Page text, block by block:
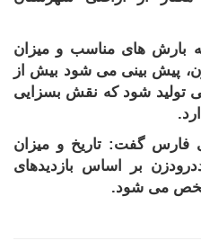
بارش های مناسب و میزان
پیش بینی می شود بیش از
تولید شود که نقش بسزایی
.
فارس گفت: تاریخ و میزان
بر اساس بازدیدهای
می شود.